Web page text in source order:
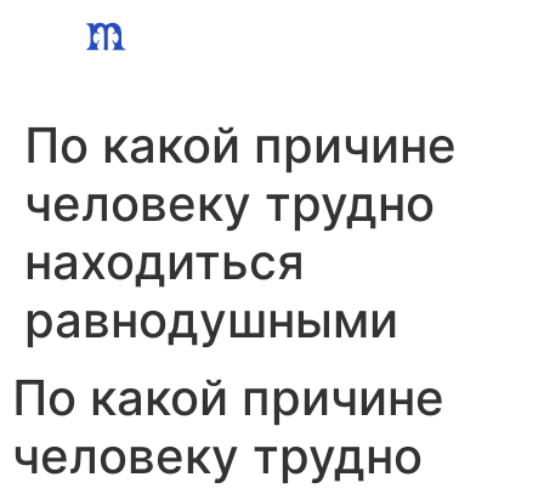
По какой причине
человеку трудно
находиться
равнодушными
По какой причине
человеку трудно